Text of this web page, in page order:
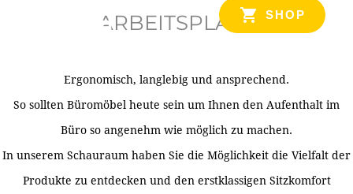
SHOP
ARBEITSPLATZ
Ergonomisch, langlebig und ansprechend.
So sollten Büromöbel heute sein um Ihnen den Aufenthalt im
Büro so angenehm wie möglich zu machen.
In unserem Schauraum haben Sie die Möglichkeit die Vielfalt der
Produkte zu entdecken und den erstklassigen Sitzkomfort